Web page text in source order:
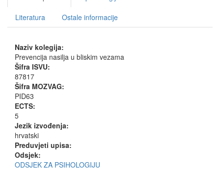
Literatura Ostale informacije
Naziv kolegija:
Prevencija nasilja u bliskim vezama
Šifra ISVU:
87817
Šifra MOZVAG:
PID63
ECTS:
5
Jezik izvođenja:
hrvatski
Preduvjeti upisa:
Odsjek:
ODSJEK ZA PSIHOLOGIJU